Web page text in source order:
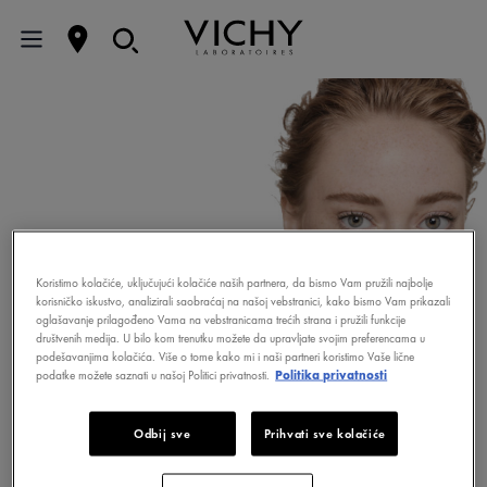
AQUALIA THERMAL
48-časovna hidratacija.
Koristimo kolačiće, uključujući kolačiće naših partnera, da bismo Vam pružili najbolje
korisničko iskustvo, analizirali saobraćaj na našoj vebstranici, kako bismo Vam prikazali
oglašavanje prilagođeno Vama na vebstranicama trećih strana i pružili funkcije
društvenih medija. U bilo kom trenutku možete da upravljate svojim preferencama u
podešavanjima kolačića. Više o tome kako mi i naši partneri koristimo Vaše lične
podatke možete saznati u našoj Politici privatnosti. Politika privatnosti
Odbij sve Prihvati sve kolačiće